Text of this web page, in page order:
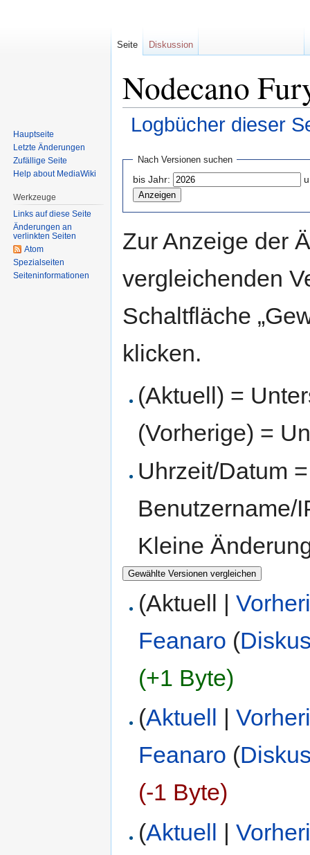
Nodecano
Logbücher dieser
springen
springen
Nach Versionen suchen
bis Jahr:
Zur Anzeige der
vergleichenden
Schaltfläche
klicken.
(Aktuell) =
(Vorherige) =
Uhrzeit/Datum
Benutzername/
Kleine
(Aktuell |
Feanaro (
(+1 Byte)
(Aktuell |
Feanaro (
(-1 Byte)
(Aktuell |
Seite Diskussion
Hauptseite
Letzte Änderungen
Zufällige Seite
Help about MediaWiki
Werkzeuge
Links auf diese Seite
Änderungen an
verlinkten Seiten
Atom
Spezialseiten
Seiten­informationen